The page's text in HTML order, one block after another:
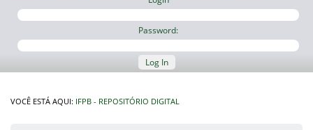
Password:
Log In
VOCÊ ESTÁ AQUI: IFPB - REPOSITÓRIO DIGITAL